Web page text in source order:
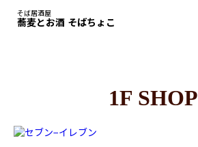
そば居酒屋
蕎麦とお酒 そばちょこ
1F SHOP